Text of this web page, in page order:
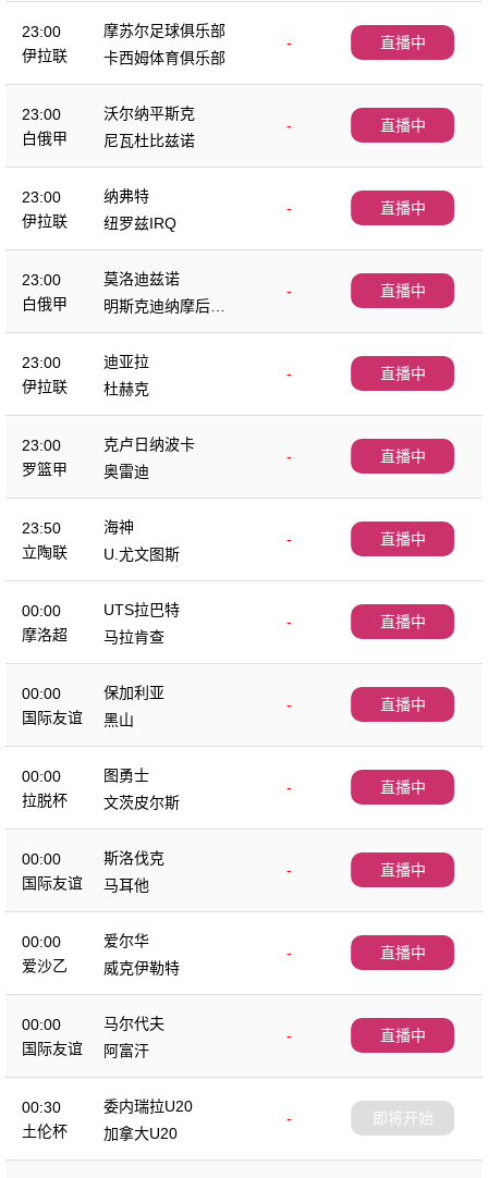
23:00
伊拉联
摩苏尔足球俱乐部
-
卡西姆体育俱乐部
直播中
23:00
白俄甲
沃尔纳平斯克
-
尼瓦杜比兹诺
直播中
23:00
伊拉联
纳弗特
-
纽罗兹IRQ
直播中
23:00
白俄甲
莫洛迪兹诺
-
明斯克迪纳摩后备
队
直播中
23:00
伊拉联
迪亚拉
-
杜赫克
直播中
23:00
罗篮甲
克卢日纳波卡
-
奥雷迪
直播中
23:50
立陶联
海神
-
U.尤文图斯
直播中
00:00
摩洛超
UTS拉巴特
-
马拉肯查
直播中
00:00
国际友谊
保加利亚
-
黑山
直播中
00:00
拉脱杯
图勇士
-
文茨皮尔斯
直播中
00:00
国际友谊
斯洛伐克
-
马耳他
直播中
00:00
爱沙乙
爱尔华
-
威克伊勒特
直播中
00:00
国际友谊
马尔代夫
-
阿富汗
直播中
00:30
土伦杯
委内瑞拉U20
-
加拿大U20
即将开始